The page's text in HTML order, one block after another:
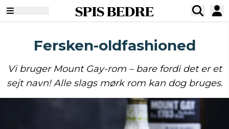
SPIS BEDRE
Fersken-oldfashioned
Vi bruger Mount Gay-rom – bare fordi det er et
sejt navn! Alle slags mørk rom kan dog bruges.